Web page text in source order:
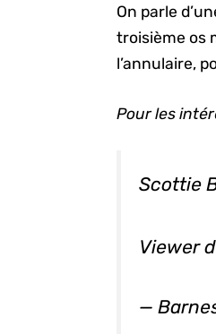
On parle
troisième os
l’annulaire,
Pour les
Scottie
Viewer
—